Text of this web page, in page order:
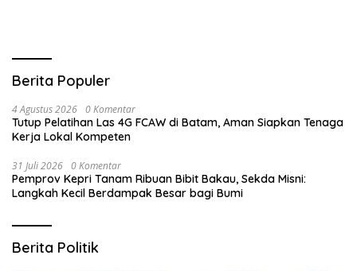
Berita Populer
4 Agustus 2026 0 Komentar
Tutup Pelatihan Las 4G FCAW di Batam, Aman Siapkan Tenaga
Kerja Lokal Kompeten
31 Juli 2026 0 Komentar
Pemprov Kepri Tanam Ribuan Bibit Bakau, Sekda Misni:
Langkah Kecil Berdampak Besar bagi Bumi
Berita Politik